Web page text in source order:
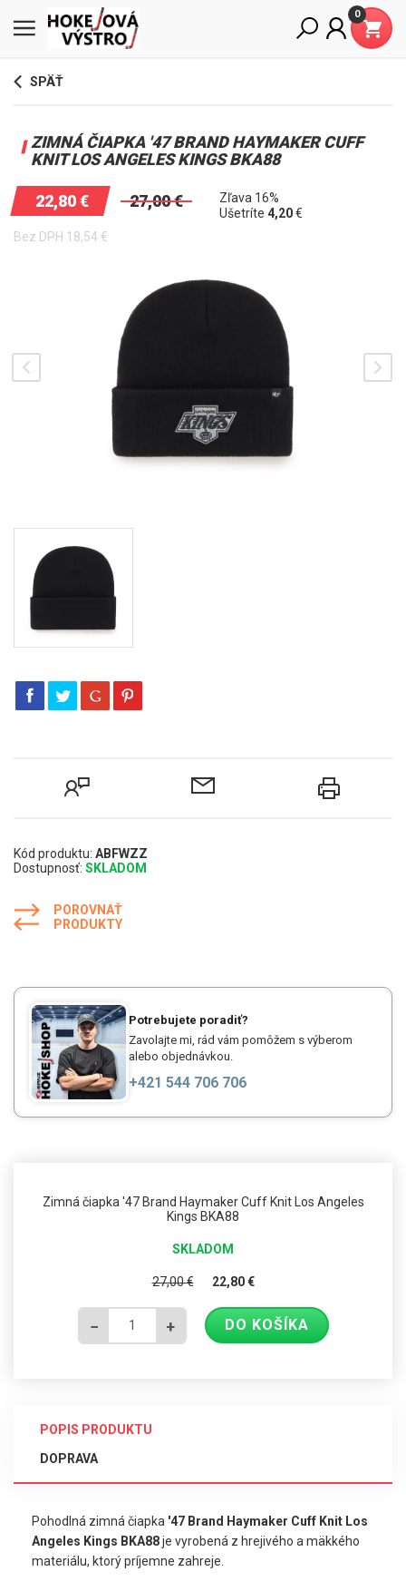
0
SPÄŤ
ZIMNÁ ČIAPKA '47 BRAND HAYMAKER CUFF
KNIT LOS ANGELES KINGS BKA88
22,80€ 27,00€
Zľava 16%
Ušetríte 4,20€
Bez DPH 18,54 €
Kód produktu: ABFWZZ
Dostupnosť: SKLADOM
POROVNAŤ
PRODUKTY
Potrebujete poradiť?
Zavolajte mi, rád vám pomôžem s výberom
alebo objednávkou.
+421 544 706 706
Zimná čiapka '47 Brand Haymaker Cuff Knit Los Angeles
Kings BKA88
SKLADOM
27,00€ 22,80€
− + DO KOŠÍKA
POPIS PRODUKTU
DOPRAVA
Pohodlná zimná čiapka '47 Brand Haymaker Cuff Knit Los
Angeles Kings BKA88je vyrobená z hrejivého a mäkkého
materiálu, ktorý príjemne zahreje.